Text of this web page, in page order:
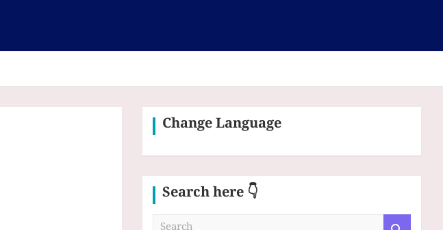
Change Language
Search here 👇